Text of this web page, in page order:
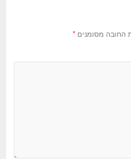
החובה מסומנים *